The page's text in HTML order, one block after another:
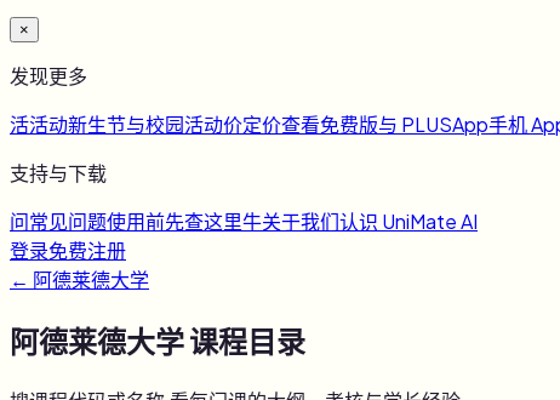
×
发现更多
活活动新生节与校园活动价定价查看免费版与 PLUSApp手机
支持与下载
问常见问题使用前先查这里牛关于我们认识 UniMate AI
登录免费注册
← 阿德莱德大学
阿德莱德大学课程目录